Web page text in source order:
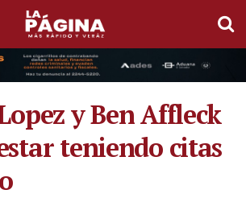
y Ben Affleck
teniendo citas